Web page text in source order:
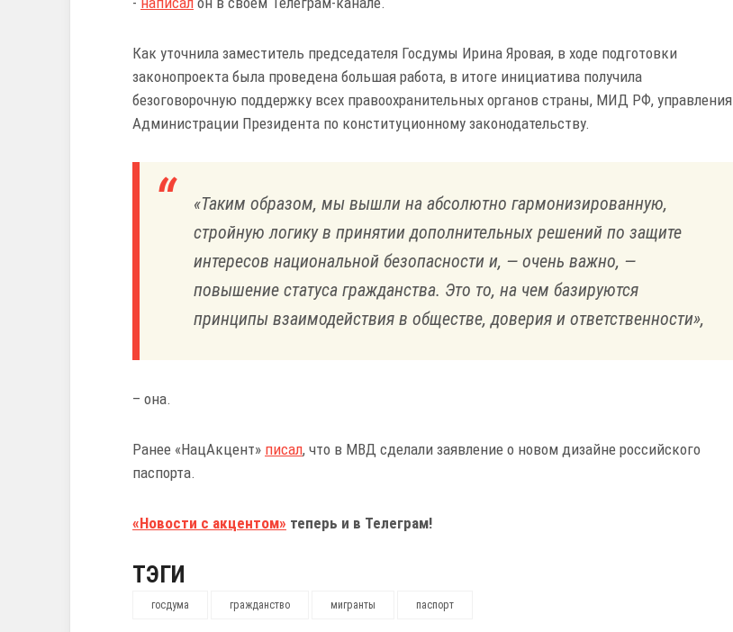
Как уточнила заместитель председателя Госдумы Ирина Яровая, в ходе подготовки
законопроекта была проведена большая работа, в итоге инициатива получила
безоговорочную поддержку всех правоохранительных органов страны, МИД РФ, управления
Администрации Президента по конституционному законодательству.
«Таким образом, мы вышли на абсолютно гармонизированную,
стройную логику в принятии дополнительных решений по защите
интересов национальной безопасности и, — очень важно, —
повышение статуса гражданства. Это то, на чем базируются
принципы взаимодействия в обществе, доверия и ответственности»,
– она.
Ранее «НацАкцент» писал, что в МВД сделали заявление о новом дизайне российского
паспорта.
«Новости с акцентом» теперь и в Телеграм!
ТЭГИ
госдума гражданство мигранты паспорт